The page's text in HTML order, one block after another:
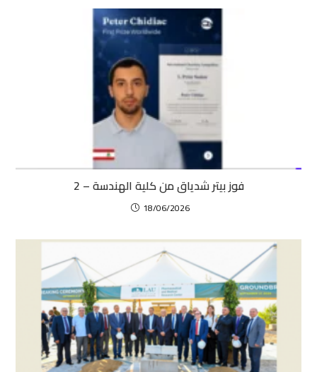
فوز بيتر شدياق من كلية الهندسة – 2
18/06/2026